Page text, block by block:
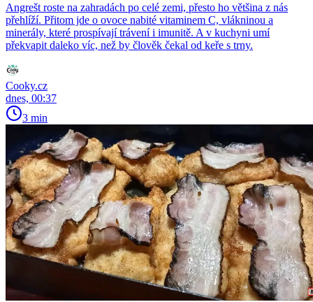
Angrešt roste na zahradách po celé zemi, přesto ho většina z nás
přehlíží. Přitom jde o ovoce nabité vitaminem C, vlákninou a
minerály, které prospívají trávení i imunitě. A v kuchyni umí
překvapit daleko víc, než by člověk čekal od keře s trny.
Cooky.cz
dnes, 00:37
3 min